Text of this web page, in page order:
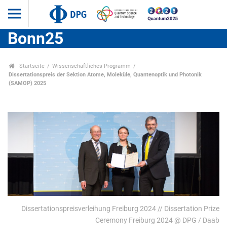
Bonn25
Startseite
Wissenschaftliches Programm
Dissertationspreis der Sektion Atome, Moleküle, Quantenoptik und Photonik
(SAMOP) 2025
Dissertationspreisverleihung Freiburg 2024 // Dissertation Prize
Ceremony Freiburg 2024 @ DPG / Daab